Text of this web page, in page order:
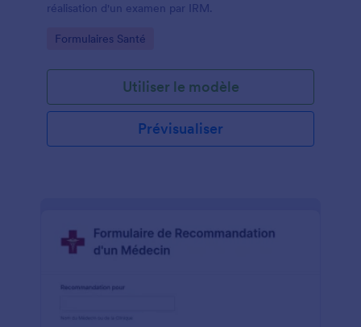
réalisation d'un examen par IRM.
Go to Category:
Formulaires Santé
Utiliser le modèle
Prévisualiser